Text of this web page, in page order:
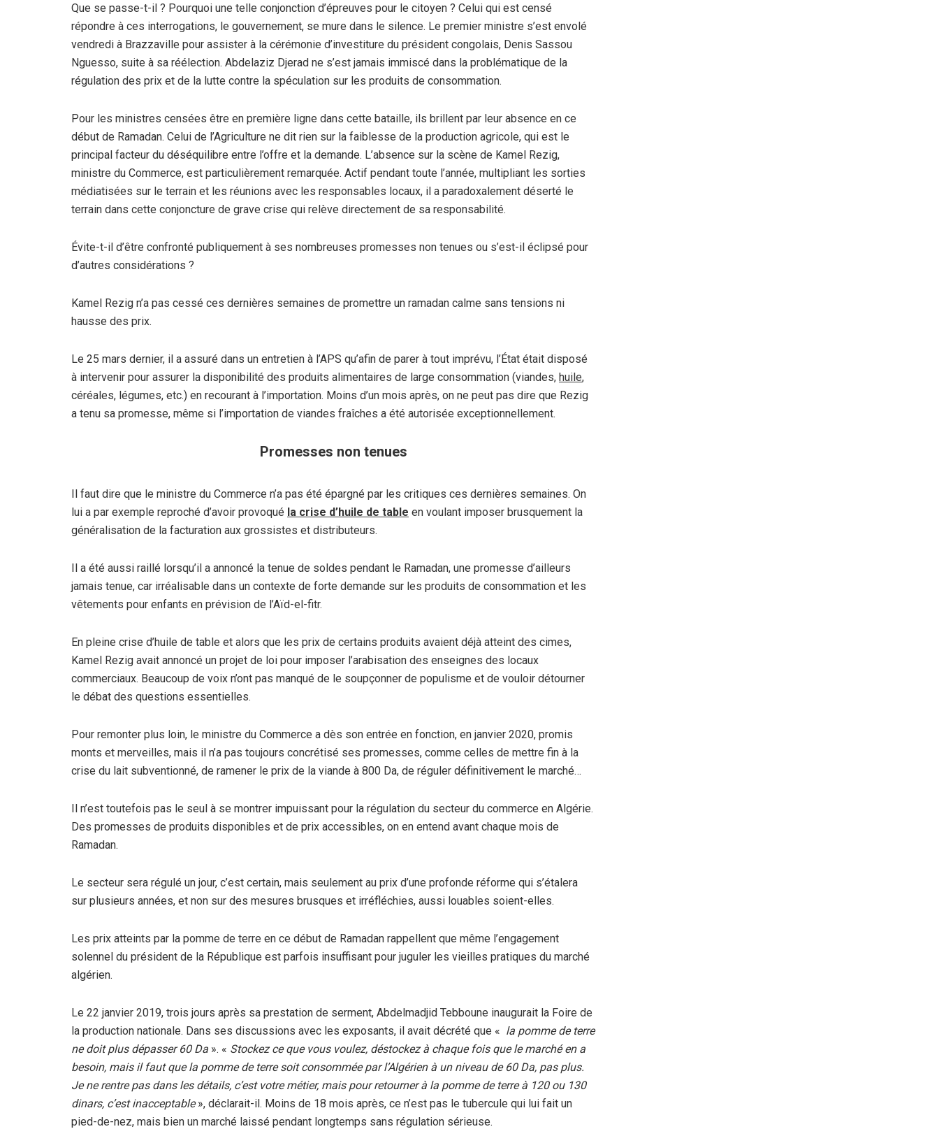
Que se passe-t-il ? Pourquoi une telle conjonction d’épreuves pour le citoyen ? Celui qui est censé
répondre à ces interrogations, le gouvernement, se mure dans le silence. Le premier ministre s’est envolé
vendredi à Brazzaville pour assister à la cérémonie d’investiture du président congolais, Denis Sassou
Nguesso, suite à sa réélection. Abdelaziz Djerad ne s’est jamais immiscé dans la problématique de la
régulation des prix et de la lutte contre la spéculation sur les produits de consommation.
Pour les ministres censées être en première ligne dans cette bataille, ils brillent par leur absence en ce
début de Ramadan. Celui de l’Agriculture ne dit rien sur la faiblesse de la production agricole, qui est le
principal facteur du déséquilibre entre l’offre et la demande. L’absence sur la scène de Kamel Rezig,
ministre du Commerce, est particulièrement remarquée. Actif pendant toute l’année, multipliant les sorties
médiatisées sur le terrain et les réunions avec les responsables locaux, il a paradoxalement déserté le
terrain dans cette conjoncture de grave crise qui relève directement de sa responsabilité.
Évite-t-il d’être confronté publiquement à ses nombreuses promesses non tenues ou s’est-il éclipsé pour
d’autres considérations ?
Kamel Rezig n’a pas cessé ces dernières semaines de promettre un ramadan calme sans tensions ni
hausse des prix.
Le 25 mars dernier, il a assuré dans un entretien à l’APS qu’afin de parer à tout imprévu, l’État était disposé
à intervenir pour assurer la disponibilité des produits alimentaires de large consommation (viandes, huile,
céréales, légumes, etc.) en recourant à l’importation. Moins d’un mois après, on ne peut pas dire que Rezig
a tenu sa promesse, même si l’importation de viandes fraîches a été autorisée exceptionnellement.
Promesses non tenues
Il faut dire que le ministre du Commerce n’a pas été épargné par les critiques ces dernières semaines. On
lui a par exemple reproché d’avoir provoqué la crise d’huile de table en voulant imposer brusquement la
généralisation de la facturation aux grossistes et distributeurs.
Il a été aussi raillé lorsqu’il a annoncé la tenue de soldes pendant le Ramadan, une promesse d’ailleurs
jamais tenue, car irréalisable dans un contexte de forte demande sur les produits de consommation et les
vêtements pour enfants en prévision de l’Aïd-el-fitr.
En pleine crise d’huile de table et alors que les prix de certains produits avaient déjà atteint des cimes,
Kamel Rezig avait annoncé un projet de loi pour imposer l’arabisation des enseignes des locaux
commerciaux. Beaucoup de voix n’ont pas manqué de le soupçonner de populisme et de vouloir détourner
le débat des questions essentielles.
Pour remonter plus loin, le ministre du Commerce a dès son entrée en fonction, en janvier 2020, promis
monts et merveilles, mais il n’a pas toujours concrétisé ses promesses, comme celles de mettre fin à la
crise du lait subventionné, de ramener le prix de la viande à 800 Da, de réguler définitivement le marché…
Il n’est toutefois pas le seul à se montrer impuissant pour la régulation du secteur du commerce en Algérie.
Des promesses de produits disponibles et de prix accessibles, on en entend avant chaque mois de
Ramadan.
Le secteur sera régulé un jour, c’est certain, mais seulement au prix d’une profonde réforme qui s’étalera
sur plusieurs années, et non sur des mesures brusques et irréfléchies, aussi louables soient-elles.
Les prix atteints par la pomme de terre en ce début de Ramadan rappellent que même l’engagement
solennel du président de la République est parfois insuffisant pour juguler les vieilles pratiques du marché
algérien.
Le 22 janvier 2019, trois jours après sa prestation de serment, Abdelmadjid Tebboune inaugurait la Foire de
la production nationale. Dans ses discussions avec les exposants, il avait décrété que « la pomme de terre
ne doit plus dépasser 60 Da ». « Stockez ce que vous voulez, déstockez à chaque fois que le marché en a
besoin, mais il faut que la pomme de terre soit consommée par l’Algérien à un niveau de 60 Da, pas plus.
Je ne rentre pas dans les détails, c’est votre métier, mais pour retourner à la pomme de terre à 120 ou 130
dinars, c’est inacceptable», déclarait-il. Moins de 18 mois après, ce n’est pas le tubercule qui lui fait un
pied-de-nez, mais bien un marché laissé pendant longtemps sans régulation sérieuse.